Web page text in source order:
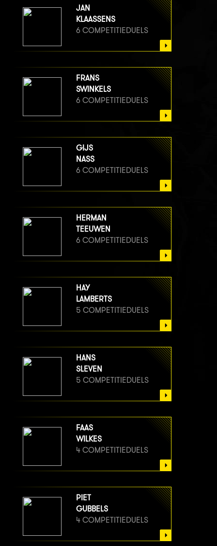
JAN
KLAASSENS
6 COMPETITIEDUELS
FRANS
SWINKELS
6 COMPETITIEDUELS
GIJS
NASS
6 COMPETITIEDUELS
HERMAN
TEEUWEN
6 COMPETITIEDUELS
HAY
LAMBERTS
5 COMPETITIEDUELS
HANS
SLEVEN
5 COMPETITIEDUELS
FAAS
WILKES
4 COMPETITIEDUELS
PIET
GUBBELS
4 COMPETITIEDUELS